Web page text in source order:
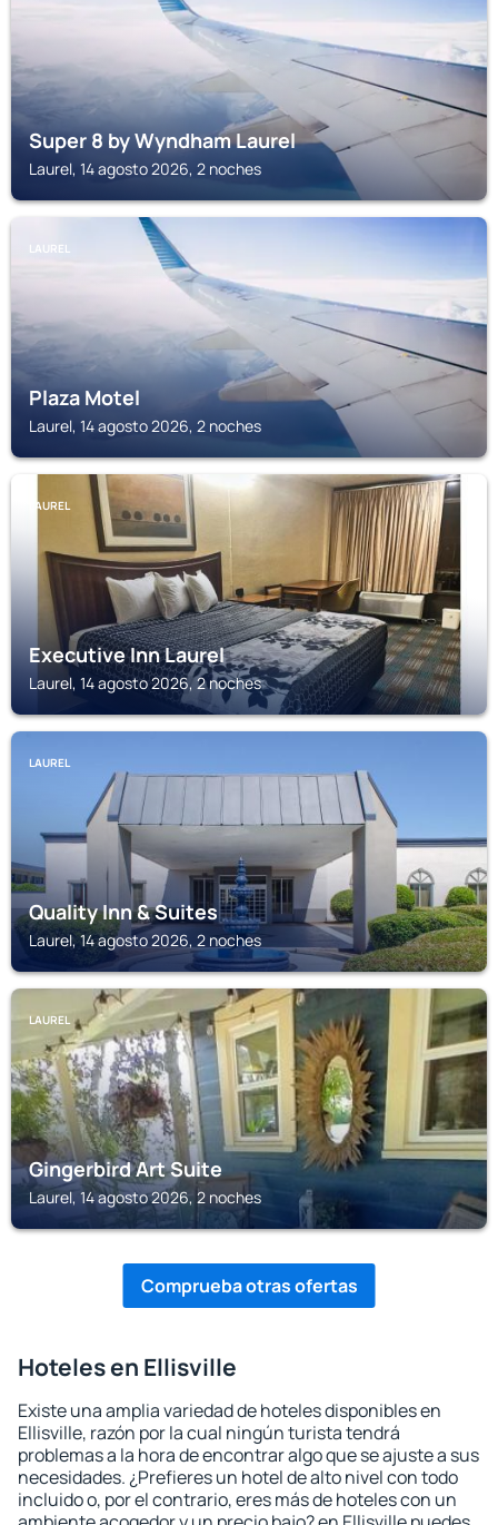
Super 8 by Wyndham Laurel
Laurel, 14 agosto 2026, 2 noches
LAUREL
Plaza Motel
Laurel, 14 agosto 2026, 2 noches
LAUREL
Executive Inn Laurel
Laurel, 14 agosto 2026, 2 noches
LAUREL
Quality Inn & Suites
Laurel, 14 agosto 2026, 2 noches
LAUREL
Gingerbird Art Suite
Laurel, 14 agosto 2026, 2 noches
Comprueba otras ofertas
Hoteles en Ellisville
Existe una amplia variedad de hoteles disponibles en
Ellisville, razón por la cual ningún turista tendrá
problemas a la hora de encontrar algo que se ajuste a sus
necesidades. ¿Prefieres un hotel de alto nivel con todo
incluido o, por el contrario, eres más de hoteles con un